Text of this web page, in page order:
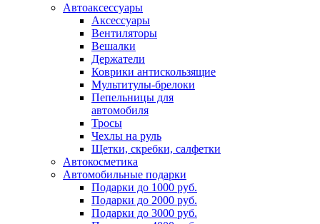
Автоаксессуары
Аксессуары
Вентиляторы
Вешалки
Держатели
Коврики антискользящие
Мультитулы-брелоки
Пепельницы для
автомобиля
Тросы
Чехлы на руль
Щетки, скребки, салфетки
Автокосметика
Автомобильные подарки
Подарки до 1000 руб.
Подарки до 2000 руб.
Подарки до 3000 руб.